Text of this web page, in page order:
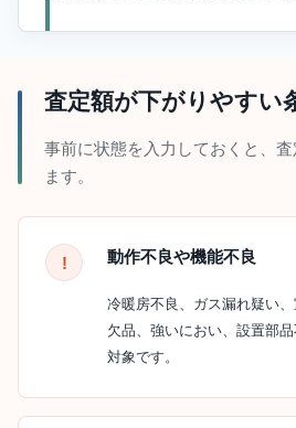
査定額が下がりやすい
事前に状態を入力しておくと、
ます。
動作不良や機能不良
冷暖房不良、ガス漏れ疑い
欠品、強いにおい、設置部
対象です。